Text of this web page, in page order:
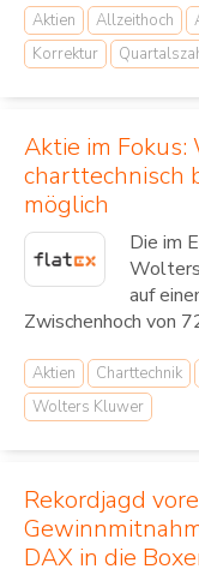
Aktien Allzeithoch
Korrektur
Aktie im
charttechnisch
möglich
Die im
auf
Zwischenhoch von
Aktien Charttechnik
Wolters Kluwer
Rekordjagd
DAX in die